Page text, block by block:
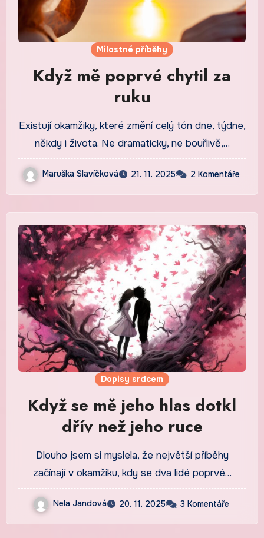
Milostné příběhy
Když mě poprvé chytil za
ruku
Existují okamžiky, které změní celý tón dne, týdne,
někdy i života. Ne dramaticky, ne bouřlivě,…
Maruška Slavíčková 21. 11. 2025 2 Komentáře
Dopisy srdcem
Když se mě jeho hlas dotkl
dřív než jeho ruce
Dlouho jsem si myslela, že největší příběhy
začínají v okamžiku, kdy se dva lidé poprvé…
Nela Jandová 20. 11. 2025 3 Komentáře